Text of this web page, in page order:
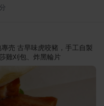
売 古早味虎咬豬，手工自製
雞刈包、炸黑輪片